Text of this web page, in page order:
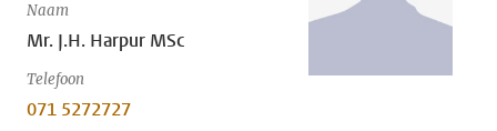
Naam
Mr. J.H. Harpur MSc
Telefoon
071 5272727